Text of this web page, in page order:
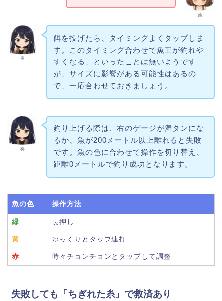
茜
奏
餌を投げたら、タイミングよくタップしま
す。このタイミング合わせで魚王が釣れや
すくなる、といったことは無いようです
が、サイズに影響がある可能性はあるの
で、一応合わせておきましょう。
奏
釣り上げる際は、右のゲージが満タンにな
るか、魚が200メートル以上離れると失敗
です。魚の色に合わせて操作を切り替え、
距離0メートルで釣り成功となります。
魚の色 操作方法
緑 長押し
黄 ゆっくりとタップ連打
赤 時々チョンチョンとタップして調整
失敗しても「ちぎれた糸」で救済あり